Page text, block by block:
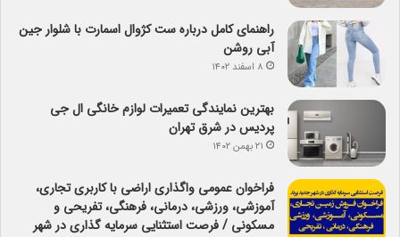
راهنمای کامل درباره ست کژوال اسمارت با شلوار جین
آبی روشن
۸ اسفند ۱۴۰۲
بهترین نمایندگی تعمیرات لوازم خانگی ال جی
پردیس در شرق تهران
۲۱ بهمن ۱۴۰۲
فراخوان عمومی واگذاری اراضی با کاربری تجاری،
آموزشی، ورزشی، درمانی، فرهنگی، تفریحی و
مسکونی / فرصت استثنایی سرمایه گذاری در شهر